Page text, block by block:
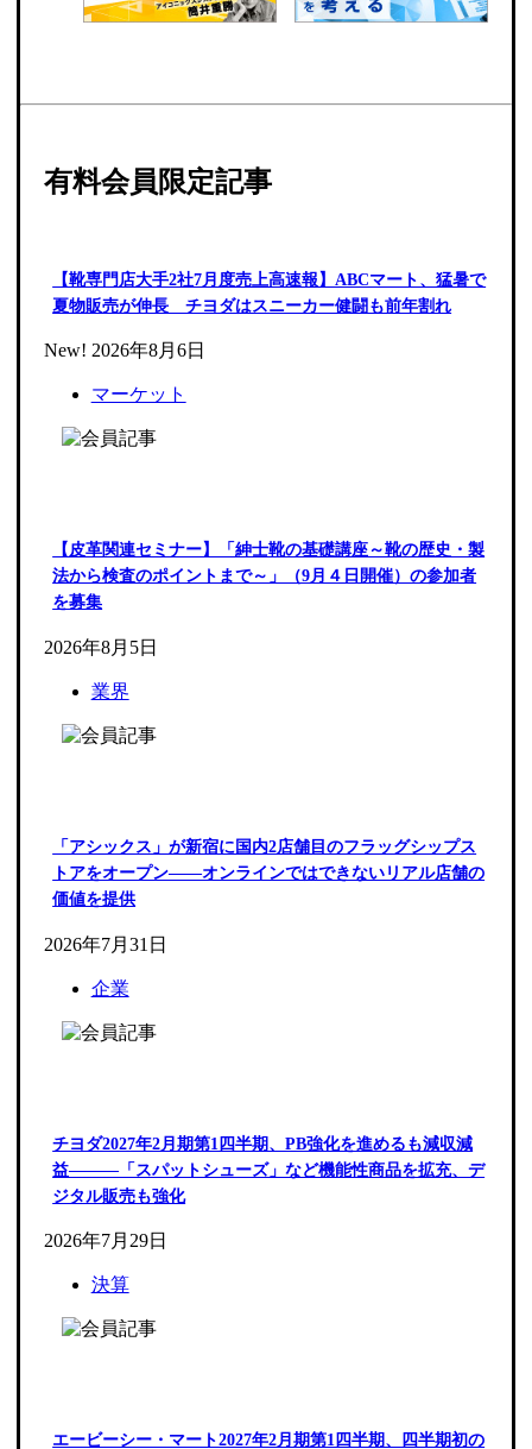
有料会員限定記事
【靴専門店大手2社7月度売上高速報】ABCマート、猛暑で
夏物販売が伸長 チヨダはスニーカー健闘も前年割れ
New! 2026年8月6日
マーケット
【皮革関連セミナー】「紳士靴の基礎講座～靴の歴史・製
法から検査のポイントまで～」（9月４日開催）の参加者
を募集
2026年8月5日
業界
「アシックス」が新宿に国内2店舗目のフラッグシップス
トアをオープン――オンラインではできないリアル店舗の
価値を提供
2026年7月31日
企業
チヨダ2027年2月期第1四半期、PB強化を進めるも減収減
益―――「スパットシューズ」など機能性商品を拡充、デ
ジタル販売も強化
2026年7月29日
決算
エービーシー・マート2027年2月期第1四半期、四半期初の